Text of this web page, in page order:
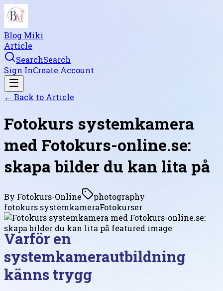
Blog Miki
Article
SearchSearch
Sign InCreate Account
← Back to Article
Fotokurs systemkamera
med Fotokurs-online.se:
skapa bilder du kan lita på
By Fotokurs-Online
photography
fotokurs systemkameraFotokurser
Varför en
systemkamerautbildning
känns trygg